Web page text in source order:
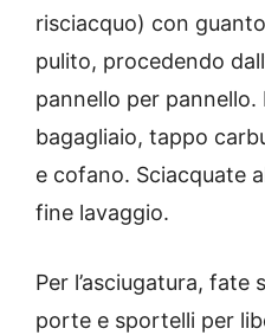
risciacquo) con
pulito, procedendo
pannello per
bagagliaio, tappo
e cofano. Sciacquate
fine lavaggio.
Per l’asciugatura, fate
porte e sportelli per